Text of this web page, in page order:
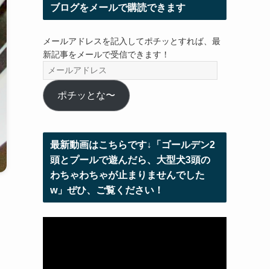
ブログをメールで購読できます
メールアドレスを記入してポチッとすれば、最
新記事をメールで受信できます！
ー
ル
ア
レ
ス
ポチッとな〜
最新動画はこちらです↓「ゴールデン2
頭とプールで遊んだら、大型犬3頭の
わちゃわちゃが止まりませんでした
w」ぜひ、ご覧ください！